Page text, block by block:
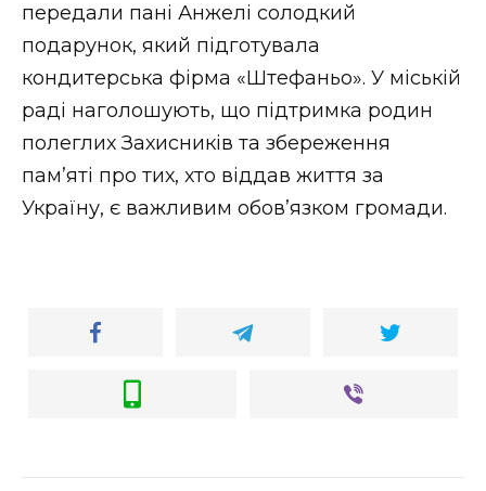
передали пані Анжелі солодкий
подарунок, який підготувала
кондитерська фірма «Штефаньо». У міській
раді наголошують, що підтримка родин
полеглих Захисників та збереження
пам’яті про тих, хто віддав життя за
Україну, є важливим обов’язком громади.